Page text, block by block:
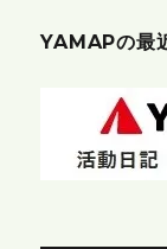
YAMAPの最